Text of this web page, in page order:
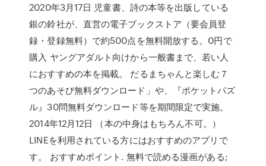
2020年3月17日 児童書、詩の本等を出版している
銀の鈴社が、直営の電子ブックストア（要会員登
録・登録無料）で約500点を無料開放する。0円で
購入 ヤングアダルト向けから一般書まで、若い人
におすすめの本を掲載。 だるまちゃんと楽しむ７
つのあそび無料ダウンロード」や、『ポケットパズ
ル』30問無料ダウンロード等を期間限定で実施。
2014年12月12日 （本の中身はもちろん不可。）
LINEを利用されている方にはおすすめのアプリで
す。 おすすめポイント. 無料で読める漫画がある;